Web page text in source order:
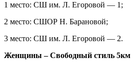
1 место: СШ им. Л. Егоровой — 1;
2 место: СШОР Н. Барановой;
3 место: СШ им. Л. Егоровой — 2.
Женщины – Свободный стиль 5км